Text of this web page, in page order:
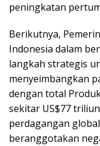
peningkatan
Berikutnya,
Indonesia dalam
langkah strategis
menyeimbangkan
dengan total
sekitar US$77
perdagangan
beranggotakan